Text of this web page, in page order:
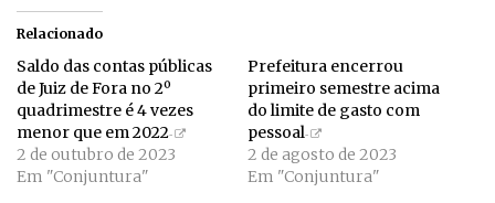
Relacionado
Saldo das contas públicas
de Juiz de Fora no 2º
quadrimestre é 4 vezes
menor que em 2022
2 de outubro de 2023
Em "Conjuntura"
Prefeitura encerrou
primeiro semestre acima
do limite de gasto com
pessoal
2 de agosto de 2023
Em "Conjuntura"